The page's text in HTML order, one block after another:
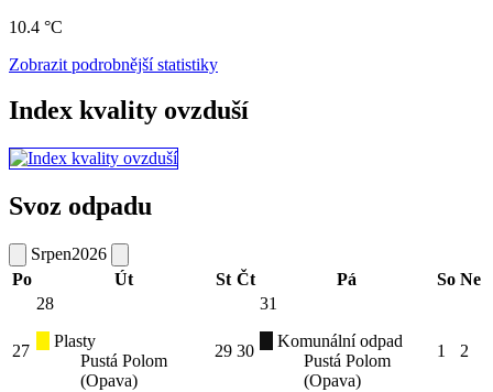
10.4 °C
Zobrazit podrobnější statistiky
Index kvality ovzduší
Svoz odpadu
Srpen2026
Po
Út St Čt Pá So Ne
27
28
Plasty
Pustá Polom
(Opava)
29 30
31
Komunální odpad
Pustá Polom
(Opava)
1 2